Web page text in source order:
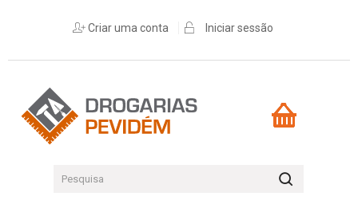
Criar uma conta Iniciar sessão